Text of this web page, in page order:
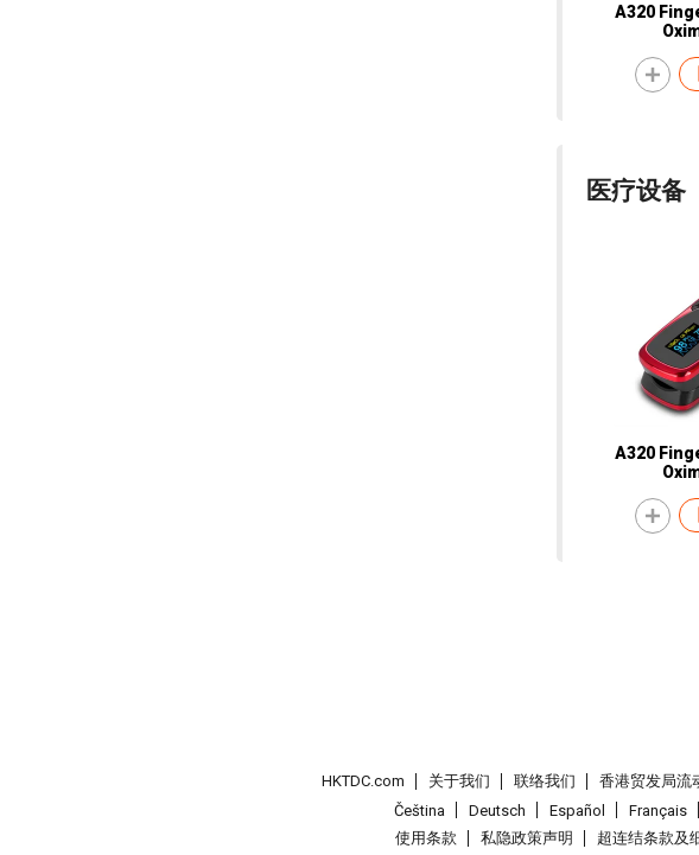
A320
医疗设备
A320
HKTDC.com 关于我们 联络我们 香港贸发局流
Čeština
Deutsch Español Français
使用条款
私隐政策声明 超连结条款及